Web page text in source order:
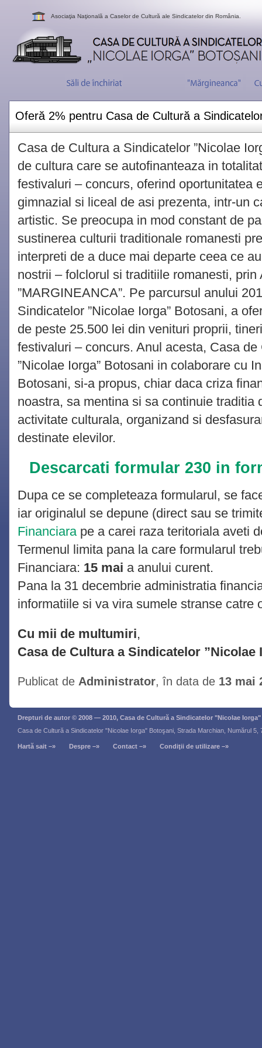
Asociaţia Naţională a Caselor de Cultură ale Sindicatelor din România.
Oferă 2% pentru Casa de Cultură a
Casa de Cultura a Sindicatelor ”Nicolae
de cultura care se autofinanteaza in
festivaluri – concurs, oferind oportunitatea
gimnazial si liceal de asi prezenta, intr-un
artistic. Se preocupa in mod constant de
sustinerea culturii traditionale romanesti
interpreti de a duce mai departe ceea ce
nostrii – folclorul si traditiile romanesti, prin
”MARGINEANCA”. Pe parcursul anului
Sindicatelor ”Nicolae Iorga” Botosani, a
de peste 25.500 lei din venituri proprii,
festivaluri – concurs. Anul acesta, Casa
”Nicolae Iorga” Botosani in colaborare cu
Botosani, si-a propus, chiar daca criza
noastra, sa mentina si sa continuie traditia
activitate culturala, organizand si
destinate elevilor.
Descarcati formular 230 in
Dupa ce se completeaza formularul, se
iar originalul se depune (direct sau se
Financiara pe a carei raza teritoriala aveti
Termenul limita pana la care formularul
Financiara: 15 mai a anului curent.
Pana la 31 decembrie administratia
informatiile si va vira sumele stranse
Cu mii de multumiri,
Casa de Cultura a Sindicatelor ”Nicolae
Publicat de Administrator, în data de 13 mai
Drepturi de autor © 2008 — 2010, Casa de Cultură a Sindicatelor "Nicolae
Casa de Cultură a Sindicatelor "Nicolae Iorga" Botoşani, Strada Marchian, Numărul 5,
Hartă sait –» Despre –» Contact –» Condiţii de utilizare –»